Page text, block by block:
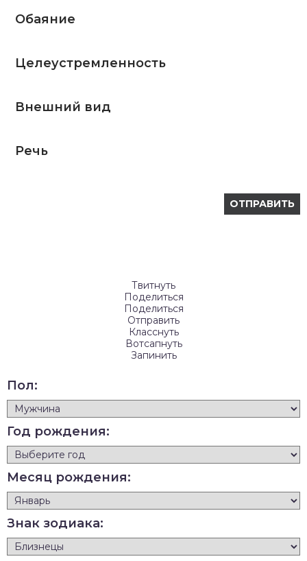
Обаяние
Целеустремленность
Внешний вид
Речь
Твитнуть
Поделиться
Поделиться
Отправить
Класснуть
Вотсапнуть
Запинить
Пол:
Год рождения:
Месяц рождения:
Знак зодиака: